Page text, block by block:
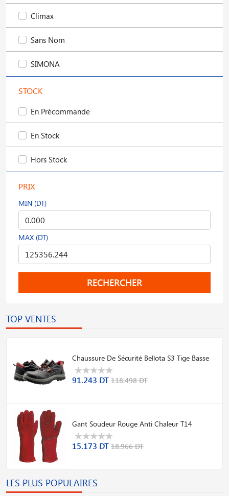
Climax
Sans Nom
SIMONA
STOCK
En Précommande
En Stock
Hors Stock
PRIX
MIN (DT)
MAX (DT)
RECHERCHER
TOP VENTES
Chaussure De Sécurité Bellota S3 Tige Basse
91.243 DT 118.498 DT
Gant Soudeur Rouge Anti Chaleur T14
15.173 DT 18.966 DT
LES PLUS POPULAIRES